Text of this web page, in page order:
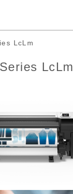
LcLm
LcLm